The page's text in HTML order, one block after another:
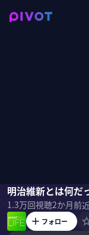
明治維新とは何だ
1.3万回視聴2か月前
加藤聖文磯貝初奈
フォロー